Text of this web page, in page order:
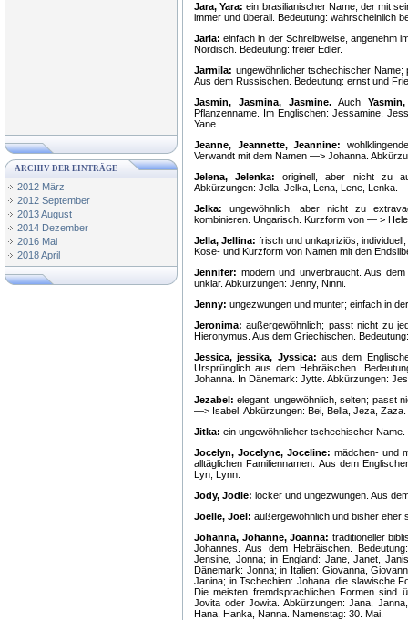
ARCHIV DER EINTRÄGE
2012 März
2012 September
2013 August
2014 Dezember
2016 Mai
2018 April
Jara, Yara: ein brasilianischer Name, der mit
immer und überall. Bedeutung: wahrscheinlich
Jarla: einfach in der Schreibweise, angenehm
Nordisch. Bedeutung: freier Edler.
Jarmila: ungewöhnlicher tschechischer
Aus dem Russischen. Bedeutung: ernst und
Jasmin, Jasmina, Jasmine.Auch
Pflanzenname. Im Englischen: Jessamine,
Yane.
Jeanne, Jeannette, Jeannine:
Verwandt mit dem Namen —> Johanna.
Jelena, Jelenka: originell, aber nicht zu
Abkürzungen: Jella, Jelka, Lena, Lene, Lenka.
Jelka: ungewöhnlich, aber nicht zu
kombinieren. Ungarisch. Kurzform von — >
Jella, Jellina: frisch und unkapriziös;
Kose- und Kurzform von Namen mit den
Jennifer: modern und unverbraucht. Aus
unklar. Abkürzungen: Jenny, Ninni.
Jenny: ungezwungen und munter; einfach in
Jeronima: außergewöhnlich; passt nicht zu
Hieronymus. Aus dem Griechischen.
Jessica, jessika, Jyssica: aus dem
Ursprünglich aus dem Hebräischen.
Johanna. In Dänemark: Jytte. Abkürzungen:
Jezabel: elegant, ungewöhnlich, selten; passt
—> Isabel. Abkürzungen: Bei, Bella, Jeza, Zaza.
Jitka: ein ungewöhnlicher tschechischer
Jocelyn, Jocelyne, Joceline: mädchen- und
alltäglichen Familiennamen. Aus dem
Lyn, Lynn.
Jody, Jodie: locker und ungezwungen. Aus
Joelle, Joel: außergewöhnlich und bisher eher
Johanna, Johanne, Joanna: traditioneller
Johannes. Aus dem Hebräischen.
Jensine, Jonna; in England: Jane, Janet,
Dänemark: Jonna; in Italien: Giovanna,
Janina; in Tschechien: Johana; die slawische
Die meisten fremdsprachlichen Formen sind
Jovita oder Jowita. Abkürzungen: Jana,
Hana, Hanka, Nanna. Namenstag: 30. Mai.